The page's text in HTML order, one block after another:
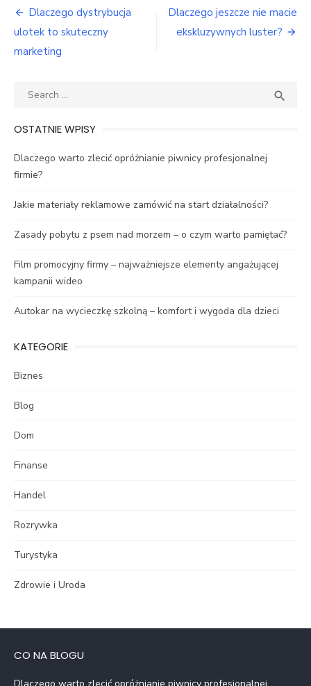
Nawigacja
wpisu
Dlaczego dystrybucja
ulotek to skuteczny
marketing
Dlaczego jeszcze nie macie
ekskluzywnych luster?
Search

OSTATNIE WPISY
Dlaczego warto zlecić opróżnianie piwnicy profesjonalnej
firmie?
Jakie materiały reklamowe zamówić na start działalności?
Zasady pobytu z psem nad morzem – o czym warto pamiętać?
Film promocyjny firmy – najważniejsze elementy angażującej
kampanii wideo
Autokar na wycieczkę szkolną – komfort i wygoda dla dzieci
KATEGORIE
Biznes
Blog
Dom
Finanse
Handel
Rozrywka
Turystyka
Zdrowie i Uroda
CO NA BLOGU